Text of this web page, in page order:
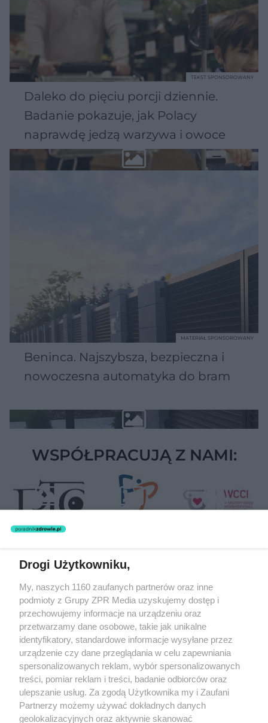
Daleko do pięciu porcji dziennie.
Badanie pokazuje, jak Polacy
naprawdę jedzą warzywa i owoce
TEKST SPONSOROWANY
Beninca. Najszybsza, bezpieczna i
nowoczesna automatyka do bram
MATERIAŁ SPONSOROWANY
WSPÓŁPRACUJĄ Z NAMI:
Żaden utwór zamieszczony w serwisie nie może być powielany i
rozpowszechniany lub dalej rozpowszechniany w jakikolwiek sposób
(w tym także elektroniczny lub mechaniczny) na jakimkolwiek polu
eksploatacji w jakiejkolwiek formie, włącznie z umieszczaniem w
Internecie bez pisemnej zgody właściciela praw. Jakiekolwiek użycie
lub wykorzystanie utworów w całości lub w części z naruszeniem
prawa, tzn. bez właściwej zgody, jest zabronione pod groźbą kary i
może być ścigane prawnie.
Drogi Użytkowniku,
My, naszych 1160 zaufanych partnerów oraz inne
podmioty z Grupy ZPR Media uzyskujemy dostęp i
przechowujemy informacje na urządzeniu oraz
przetwarzamy dane osobowe, takie jak unikalne
identyfikatory, standardowe informacje wysyłane przez
urządzenie czy dane przeglądania w celu zapewniania
spersonalizowanych reklam, wybór spersonalizowanych
treści, pomiar reklam i treści, badanie odbiorców oraz
ulepszanie usług. Za zgodą Użytkownika my i Zaufani
Partnerzy możemy używać dokładnych danych
geolokalizacyjnych oraz aktywnie skanować